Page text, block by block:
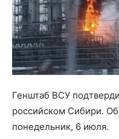
Генштаб ВСУ
российском Сибири.
понедельник, 6 июля.